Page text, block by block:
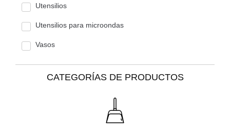
Utensilios
Utensilios para microondas
Vasos
CATEGORÍAS DE PRODUCTOS